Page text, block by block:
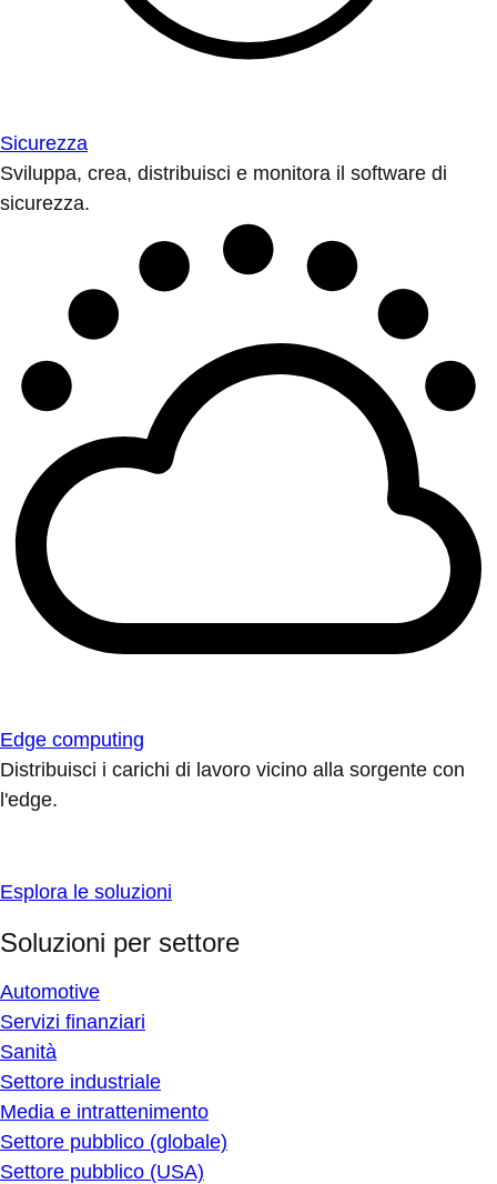
Sicurezza
Sviluppa, crea, distribuisci e monitora il software di
sicurezza.
Edge computing
Distribuisci i carichi di lavoro vicino alla sorgente con
l'edge.
Esplora le soluzioni
Soluzioni per settore
Automotive
Servizi finanziari
Sanità
Settore industriale
Media e intrattenimento
Settore pubblico (globale)
Settore pubblico (USA)